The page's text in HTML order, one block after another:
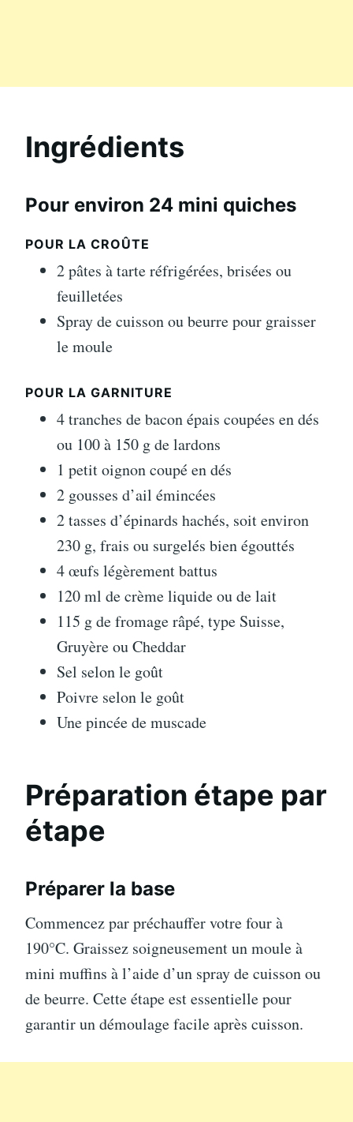
Ingrédients
Pour environ 24 mini quiches
POUR LA CROÛTE
2 pâtes à tarte réfrigérées, brisées ou
feuilletées
Spray de cuisson ou beurre pour graisser
le moule
POUR LA GARNITURE
4 tranches de bacon épais coupées en dés
ou 100 à 150 g de lardons
1 petit oignon coupé en dés
2 gousses d’ail émincées
2 tasses d’épinards hachés, soit environ
230 g, frais ou surgelés bien égouttés
4 œufs légèrement battus
120 ml de crème liquide ou de lait
115 g de fromage râpé, type Suisse,
Gruyère ou Cheddar
Sel selon le goût
Poivre selon le goût
Une pincée de muscade
Préparation étape par
étape
Préparer la base
Commencez par préchauffer votre four à
190°C. Graissez soigneusement un moule à
mini muffins à l’aide d’un spray de cuisson ou
de beurre. Cette étape est essentielle pour
garantir un démoulage facile après cuisson.